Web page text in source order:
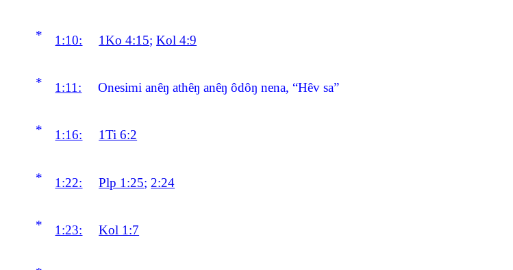
* 1:10: 1Ko 4:15;Kol 4:9
* 1:11: Onesimi anêŋ athêŋ anêŋ ôdôŋ nena, “Hêv sa”
* 1:16: 1Ti 6:2
* 1:22: Plp 1:25; 2:24
* 1:23: Kol 1:7